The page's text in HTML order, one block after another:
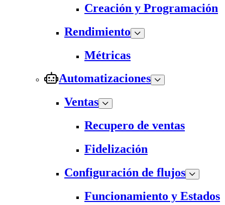
Creación y Programación
Rendimiento
Métricas
Automatizaciones
Ventas
Recupero de ventas
Fidelización
Configuración de flujos
Funcionamiento y Estados